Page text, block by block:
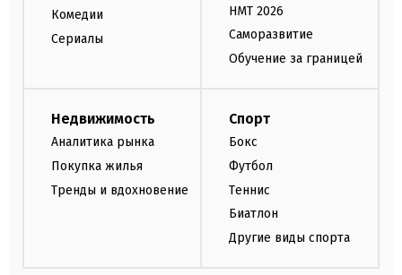
Комедии
Сериалы
НМТ 2026
Саморазвитие
Обучение за границей
Недвижимость
Аналитика рынка
Покупка жилья
Тренды и вдохновение
Спорт
Бокс
Футбол
Теннис
Биатлон
Другие виды спорта